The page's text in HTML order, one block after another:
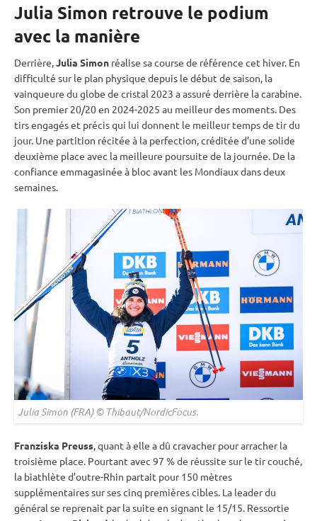
Julia Simon retrouve le podium
avec la manière
Derrière, Julia Simon réalise sa course de référence cet hiver. En
difficulté sur le plan physique depuis le début de saison, la
vainqueure du globe de cristal 2023 a assuré derrière lacarabine
Son premier 20/20 en 2024-2025 au meilleur des moments. Des
tirs engagés et précis qui lui donnent le meilleur temps de tir du
jour. Une partition récitée à la perfection, créditée d’une solide
deuxième place avec la meilleure poursuite de la journée. De la
confiance emmagasinée à bloc avant les Mondiaux dans deux
semaines.
Julia Simon (FRA) © Thibaut/NordicFocus.
Franziska Preuss , quant à elle a dû cravacher pour arracher la
troisième place. Pourtant avec 97 % de réussite sur le tircouché
la biathlète d’outre-Rhin partait pour 150 mètres
supplémentaires sur ses cinq premières cibles. La leader du
général se reprenait par la suite en signant le 15/15. Ressortie